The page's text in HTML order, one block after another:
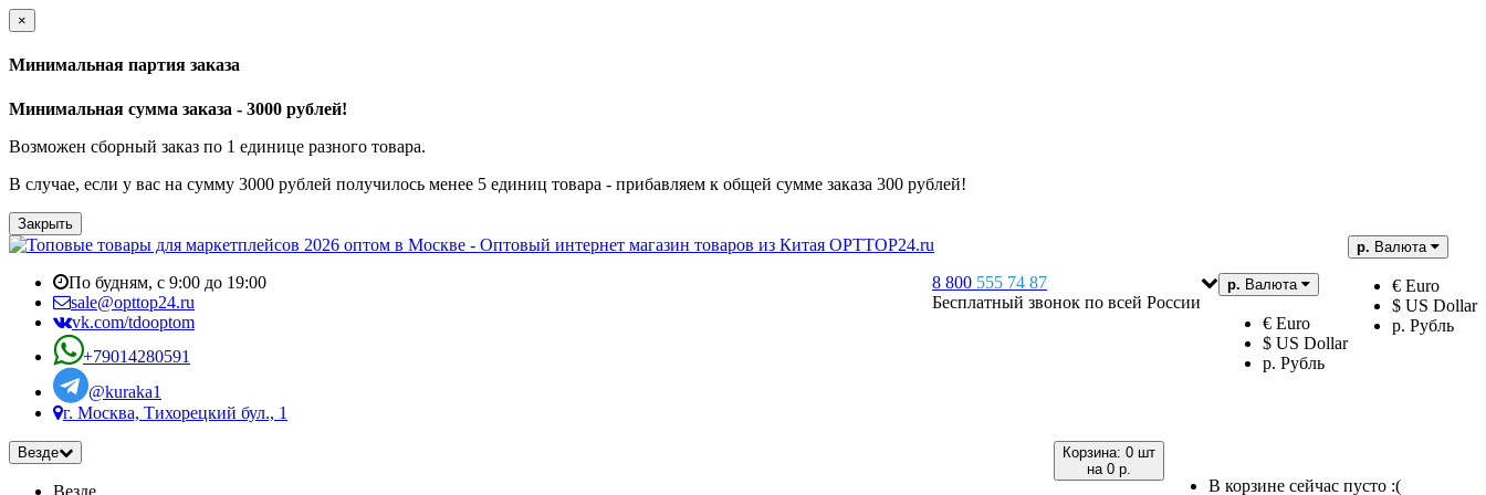
×
Минимальная партия заказа
Минимальная сумма заказа - 3000 рублей!
Возможен сборный заказ по 1 единице разного товара.
В случае, если у вас на сумму 3000 рублей получилось менее 5 единиц товара - прибавляем к общей сумме заказа 300 рублей!
Закрыть
р. Валюта
€ Euro
$ US Dollar
р. Рубль
р. Валюта
€ Euro
$ US Dollar
р. Рубль
8 800 555 74 87
Бесплатный звонок по всей России
По будням, с 9:00 до 19:00
sale@opttop24.ru
vk.com/tdooptom
+79014280591
@kuraka1
г. Москва, Тихорецкий бул., 1
Корзина: 0 шт
на 0 р.
В корзине сейчас пусто :(
Везде
Везде